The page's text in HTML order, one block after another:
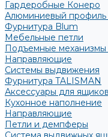
Гардеробные Конеро
Алюминиевый профиль
Фурнитура Blum
Мебельные петли
Подъемные механизмы
Направляющие
Системы выдвижения
Фурнитура TALISMAN
Аксессуары для ящиков
Кухонное наполнение
Направляющие
Петли и демпферы